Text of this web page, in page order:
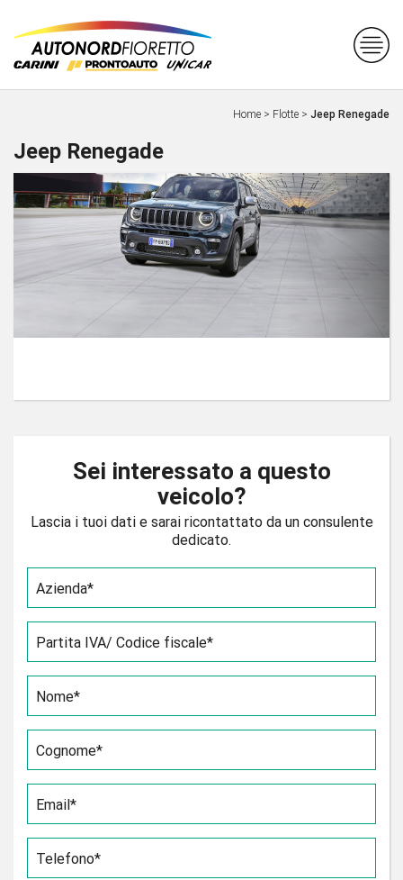
Home > Flotte > Jeep Renegade
Jeep Renegade
Sei interessato a questo
veicolo?
Lascia i tuoi dati e sarai ricontattato da un consulente
dedicato.
Azienda*
Partita IVA/ Codice fiscale*
Nome*
Cognome*
Email*
Telefono*